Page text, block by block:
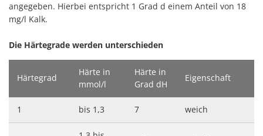
angegeben. Hierbei entspricht 1 Grad d einem Anteil von 18
mg/l Kalk.
Die Härtegrade werden unterschieden
Härtegrad
Härte in
mmol/l
Härte in
Grad dH
Eigenschaft
1 bis 1,3 7 weich